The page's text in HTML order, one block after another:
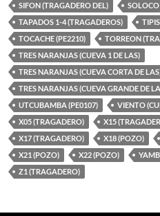
SIFON (TRAGADERO DEL)
TAPADOS 1-4 (TRAGADEROS)
TOCACHE (PE2210)
TORREON
TRES NARANJAS (CUEVA 1 DE LAS)
TRES NARANJAS (CUEVA CORTA DE
TRES NARANJAS (CUEVA GRANDE DE
UTCUBAMBA (PE0107)
VIENTO
X05 (TRAGADERO)
X15
X17 (TRAGADERO)
X18 (POZO)
X21 (POZO)
X22 (POZO)
Z1 (TRAGADERO)